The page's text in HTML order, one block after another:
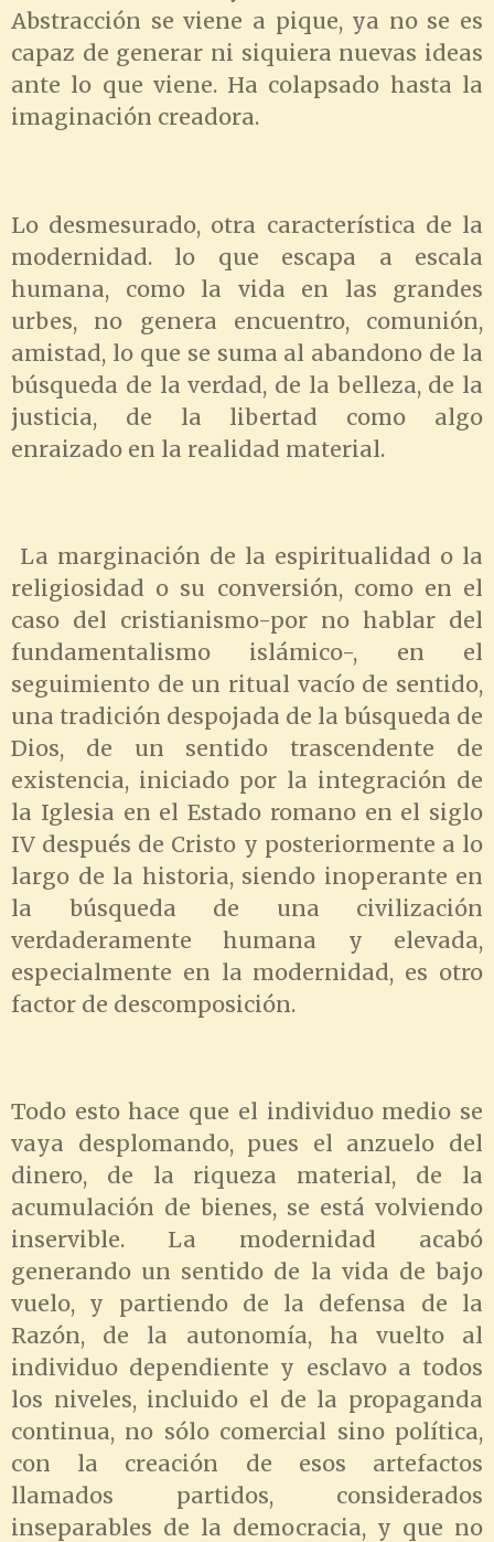
Abstracción se viene a pique, ya no se es
capaz de generar ni siquiera nuevas ideas
ante lo que viene. Ha colapsado hasta la
imaginación creadora.
Lo desmesurado, otra característica de la
modernidad. lo que escapa a escala
humana, como la vida en las grandes
urbes, no genera encuentro, comunión,
amistad, lo que se suma al abandono de la
búsqueda de la verdad, de la belleza, de la
justicia, de la libertad como algo
enraizado en la realidad material.
La marginación de la espiritualidad o la
religiosidad o su conversión, como en el
caso del cristianismo-por no hablar del
fundamentalismo islámico-, en el
seguimiento de un ritual vacío de sentido,
una tradición despojada de la búsqueda de
Dios, de un sentido trascendente de
existencia, iniciado por la integración de
la Iglesia en el Estado romano en el siglo
IV después de Cristo y posteriormente a lo
largo de la historia, siendo inoperante en
la búsqueda de una civilización
verdaderamente humana y elevada,
especialmente en la modernidad, es otro
factor de descomposición.
Todo esto hace que el individuo medio se
vaya desplomando, pues el anzuelo del
dinero, de la riqueza material, de la
acumulación de bienes, se está volviendo
inservible. La modernidad acabó
generando un sentido de la vida de bajo
vuelo, y partiendo de la defensa de la
Razón, de la autonomía, ha vuelto al
individuo dependiente y esclavo a todos
los niveles, incluido el de la propaganda
continua, no sólo comercial sino política,
con la creación de esos artefactos
llamados partidos, considerados
inseparables de la democracia, y que no